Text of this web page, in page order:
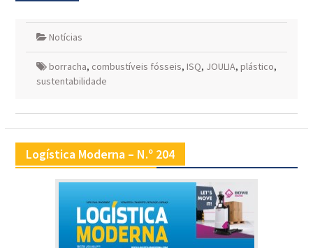
Notícias
borracha, combustíveis fósseis, ISQ, JOULIA, plástico,
sustentabilidade
Logística Moderna – N.º 204